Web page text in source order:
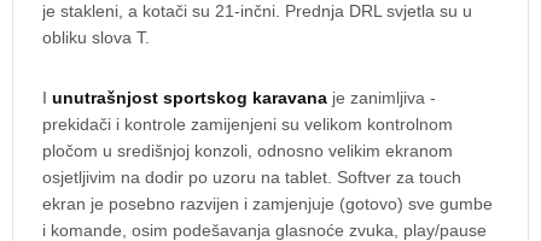
je stakleni, a kotači su 21-inčni. Prednja DRL svjetla su u
obliku slova T.
I unutrašnjost sportskog karavana je zanimljiva -
prekidači i kontrole zamijenjeni su velikom kontrolnom
pločom u središnjoj konzoli, odnosno velikim ekranom
osjetljivim na dodir po uzoru na tablet. Softver za touch
ekran je posebno razvijen i zamjenjuje (gotovo) sve gumbe
i komande, osim podešavanja glasnoće zvuka, play/pause